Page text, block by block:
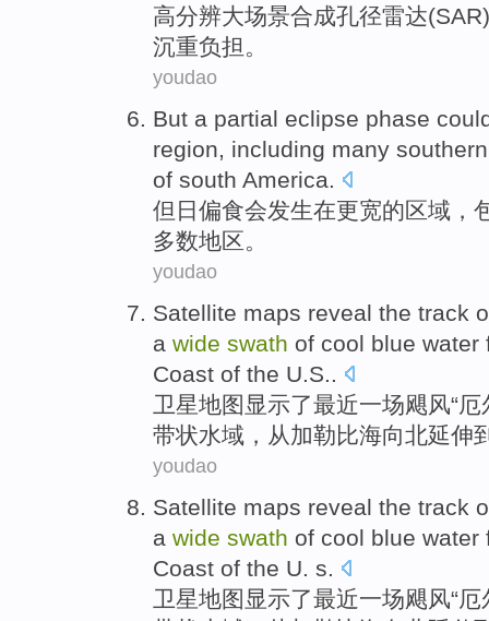
高分辨大场景合成孔径雷达(SAR)
沉重负担 。
youdao
But a partial eclipse phase
region, including many southern
of south America.
但 日偏食会发生在更宽的区域 ，
多数地区。
youdao
Satellite maps reveal the track
a wide swath of cool blue water
Coast of the U.S..
卫星地图 显示了最近一场飓风“厄
带状水域 ， 从加勒比海向北延伸
youdao
Satellite maps reveal the track
a wide swath of cool blue water
Coast of the U. s
卫星地图 显示了最近一场飓风“厄